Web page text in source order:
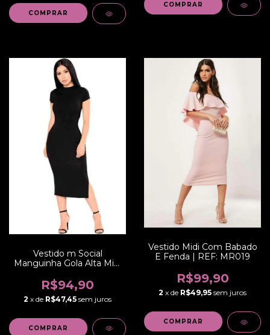
COMPRAR
COMPRAR
Vestido m Social
Manguinha Gola Alta Midi
R$94,90
2 x de R$47,45 sem juros
COMPRAR
Vestido Midi Com Babado
E Fenda | REF: MR019
R$99,90
2 x de R$49,95 sem juros
COMPRAR